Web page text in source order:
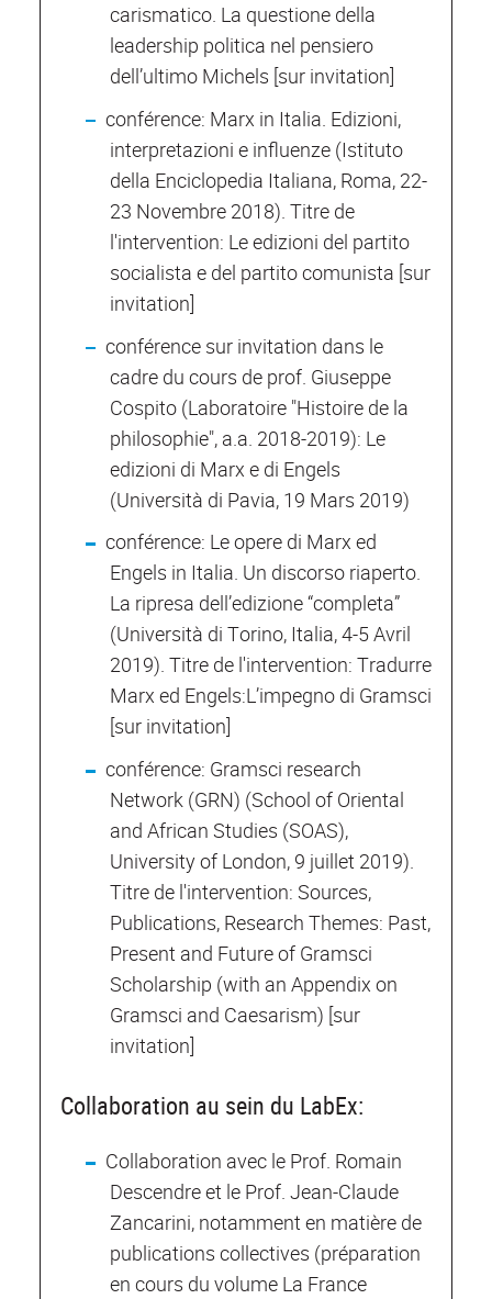
carismatico. La questione della
leadership politica nel pensiero
dell’ultimo Michels [sur invitation]
conférence: Marx in Italia. Edizioni,
interpretazioni e influenze (Istituto
della Enciclopedia Italiana, Roma, 22-
23 Novembre 2018). Titre de
l'intervention: Le edizioni del partito
socialista e del partito comunista [sur
invitation]
conférence sur invitation dans le
cadre du cours de prof. Giuseppe
Cospito (Laboratoire "Histoire de la
philosophie", a.a. 2018-2019): Le
edizioni di Marx e di Engels
(Università di Pavia, 19 Mars 2019)
conférence: Le opere di Marx ed
Engels in Italia. Un discorso riaperto.
La ripresa dell’edizione “completa”
(Università di Torino, Italia, 4-5 Avril
2019). Titre de l'intervention: Tradurre
Marx ed Engels:L’impegno di Gramsci
[sur invitation]
conférence: Gramsci research
Network (GRN) (School of Oriental
and African Studies (SOAS),
University of London, 9 juillet 2019).
Titre de l'intervention: Sources,
Publications, Research Themes: Past,
Present and Future of Gramsci
Scholarship (with an Appendix on
Gramsci and Caesarism) [sur
invitation]
Collaboration au sein du LabEx:
Collaboration avec le Prof. Romain
Descendre et le Prof. Jean-Claude
Zancarini, notamment en matière de
publications collectives (préparation
en cours du volume La France